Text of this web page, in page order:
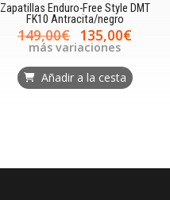
Zapatillas Enduro-Free Style DMT
FK10 Antracita/negro
149,00€ 135,00€
más variaciones
Añadir a la cesta